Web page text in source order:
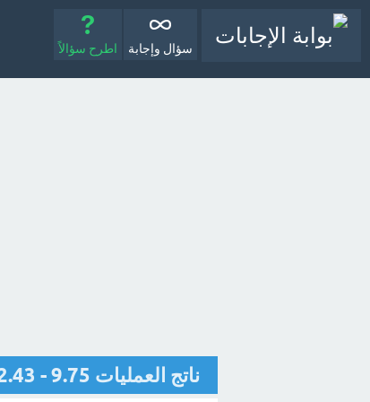
سؤال وإجابة اطرح سؤالاً
ناتج العمليات 9.75 - 2.43 + 6.1 = ؟ - مع الشرح